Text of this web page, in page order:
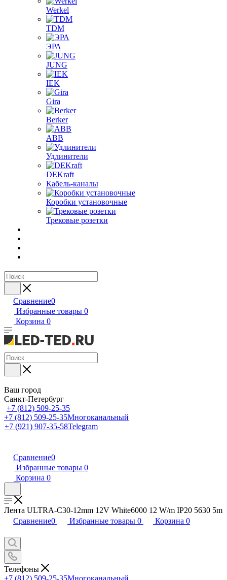
Werkel
TDM
ЭРА
JUNG
IEK
Gira
Berker
ABB
Удлинители
DEKraft
Кабель-каналы
Коробки установочные
Трековые розетки
Сравнение0
Избранные товары 0
Корзина 0
Ваш город
Санкт-Петербург
+7 (812) 509-25-35
+7 (812) 509-25-35Многоканальный
+7 (921) 907-35-58Telegram
Сравнение0
Избранные товары 0
Корзина 0
Лента ULTRA-C30-12mm 12V White6000 12 W/m IP20 5630 5m
Сравнение0 Избранные товары 0 Корзина 0
Телефоны
+7 (812) 509-25-35Многоканальный